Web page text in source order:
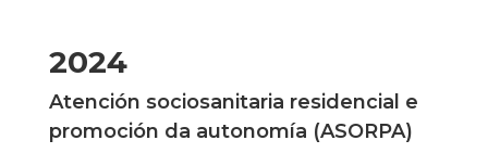
2024
Atención sociosanitaria residencial e
promoción da autonomía (ASORPA)